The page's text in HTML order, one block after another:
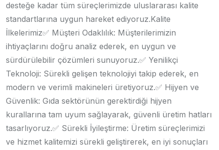
desteğe kadar tüm süreçlerimizde uluslararası kalite
standartlarına uygun hareket ediyoruz.Kalite
İlkelerimiz✅ Müşteri Odaklılık: Müşterilerimizin
ihtiyaçlarını doğru analiz ederek, en uygun ve
sürdürülebilir çözümleri sunuyoruz.✅ Yenilikçi
Teknoloji: Sürekli gelişen teknolojiyi takip ederek, en
modern ve verimli makineleri üretiyoruz.✅ Hijyen ve
Güvenlik: Gıda sektörünün gerektirdiği hijyen
kurallarına tam uyum sağlayarak, güvenli üretim hatları
tasarlıyoruz.✅ Sürekli İyileştirme: Üretim süreçlerimizi
ve hizmet kalitemizi sürekli geliştirerek, en iyi sonuçları